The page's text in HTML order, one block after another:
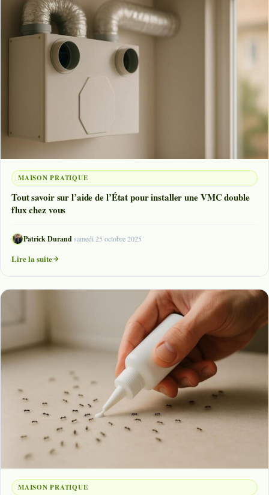
MAISON PRATIQUE
Tout savoir sur l’aide de l’État pour installer une VMC double
flux chez vous
Patrick Durand·samedi 25 octobre 2025
Lire la suite
MAISON PRATIQUE